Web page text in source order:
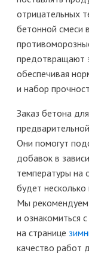
отрицательных
бетонной смеси
предотвращают
обеспечивая
и набор
Заказ бетона
Они помогут
добавок в
температуры на
будет
Мы рекомендуем
и ознакомиться
на странице
качество работ